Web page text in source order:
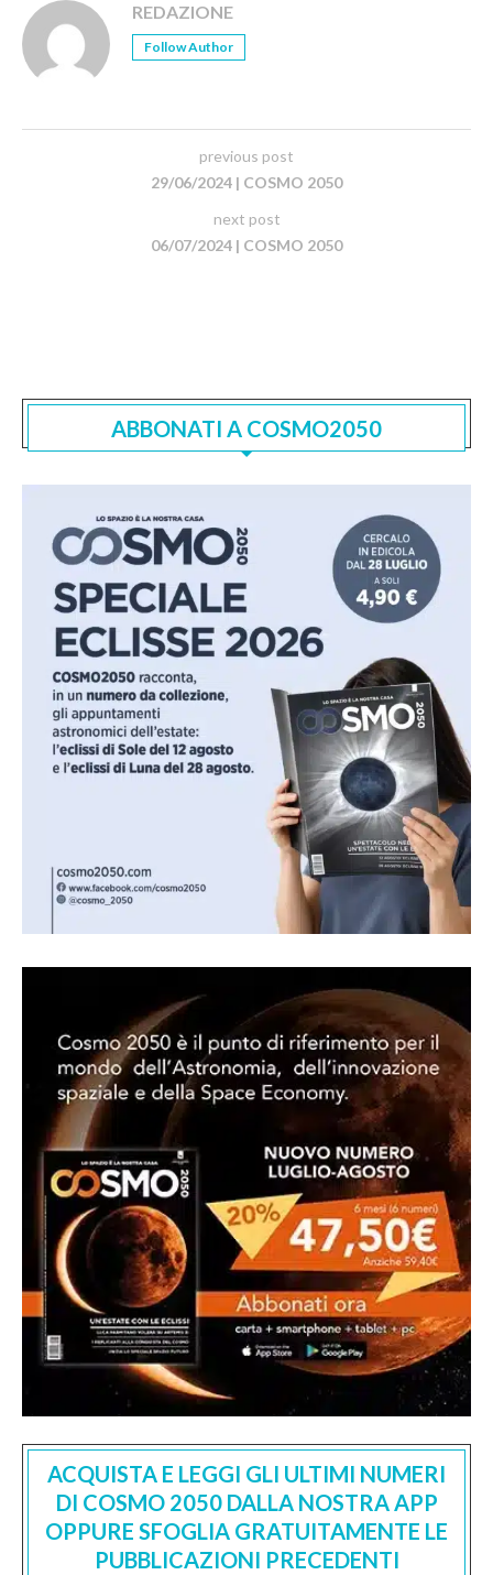
REDAZIONE
Follow Author
previous post
29/06/2024 | COSMO 2050
next post
06/07/2024 | COSMO 2050
ABBONATI A COSMO2050
ACQUISTA E LEGGI GLI ULTIMI NUMERI
DI COSMO 2050 DALLA NOSTRA APP
OPPURE SFOGLIA GRATUITAMENTE LE
PUBBLICAZIONI PRECEDENTI